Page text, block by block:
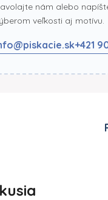
nám alebo
veľkosti aj motívu.
+421